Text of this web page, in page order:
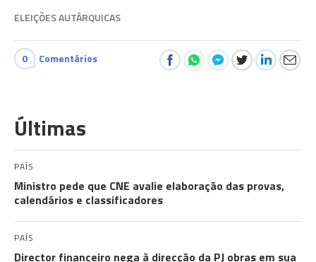
ELEIÇÕES AUTÁRQUICAS
0 Comentários
Últimas
PAÍS
Ministro pede que CNE avalie elaboração das provas,
calendários e classificadores
PAÍS
Director financeiro nega à direcção da PJ obras em sua